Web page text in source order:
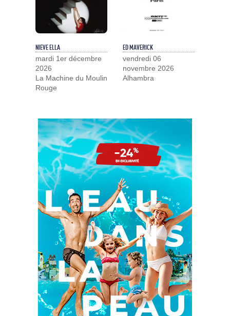
NIEVE ELLA
mardi 1er décembre
2026
La Machine du Moulin
Rouge
ED MAVERICK
vendredi 06
novembre 2026
Alhambra